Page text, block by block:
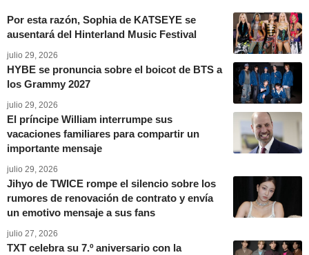
Por esta razón, Sophia de KATSEYE se
ausentará del Hinterland Music Festival
julio 29, 2026
HYBE se pronuncia sobre el boicot de BTS a
los Grammy 2027
julio 29, 2026
El príncipe William interrumpe sus
vacaciones familiares para compartir un
importante mensaje
julio 29, 2026
Jihyo de TWICE rompe el silencio sobre los
rumores de renovación de contrato y envía
un emotivo mensaje a sus fans
julio 27, 2026
TXT celebra su 7.º aniversario con la